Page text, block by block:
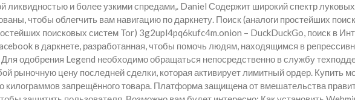
ликвидностью и более узкими спредами,. Daniel Содержит широкий спектр
чтобы облегчить вам навигацию по даркнету. Поиск (аналоги простейших
поисковых систем Tor) 3g2upl4pq6kufc4m.onion – DuckDuckGo, поиск в
в даркнете, разработанная, чтобы помочь людям, находящимся в
Для одобрения Legend необходимо обращаться непосредственно в службу
рыночную цену последней сделки, которая активирует лимитный ордер. Купить
килограммов запрещённого товара. Платформа защищена от вмешательства